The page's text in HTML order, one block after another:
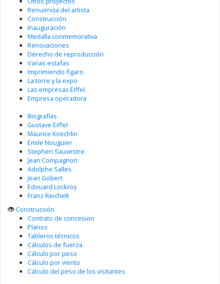
Renuencia del artista
Construcción
Inauguración
Medalla conmemorativa
Renovaciones
Derecho de reproducción
Varias estafas
Imprimiendo figaro
La torre y la expo
Las empresas Eiffel
Empresa operadora
Biografías
Gustave Eiffel
Maurice Koechlin
Emile Nouguier
Stephen Sauvestre
Jean Compagnon
Adolphe Salles
Jean Gobert
Edouard Lockroy
Franz Reichelt
Construcción
Contrato de concesion
Planos
Tableros técnicos
Cálculos de fuerza
Cálculo por peso
Cálculo por viento
Cálculo del peso de los visitantes